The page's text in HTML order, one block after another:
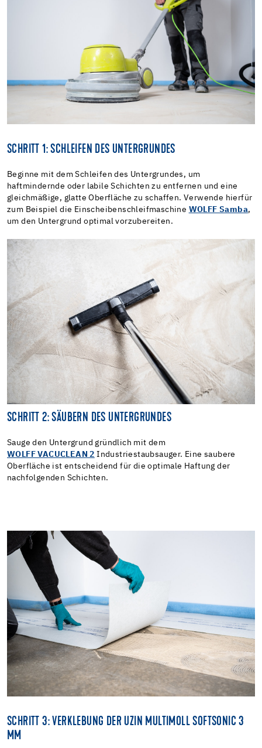
SCHRITT 1: SCHLEIFEN DES UNTERGRUNDES
Beginne mit dem Schleifen des Untergrundes, um
haftmindernde oder labile Schichten zu entfernen und eine
gleichmäßige, glatte Oberfläche zu schaffen. Verwende hierfür
zum Beispiel die Einscheibenschleifmaschine WOLFF Samba,
um den Untergrund optimal vorzubereiten.
SCHRITT 2: SÄUBERN DES UNTERGRUNDES
Sauge den Untergrund gründlich mit dem
WOLFF VACUCLEAN 2 Industriestaubsauger. Eine saubere
Oberfläche ist entscheidend für die optimale Haftung der
nachfolgenden Schichten.
SCHRITT 3: VERKLEBUNG DER UZIN MULTIMOLL SOFTSONIC 3
MM